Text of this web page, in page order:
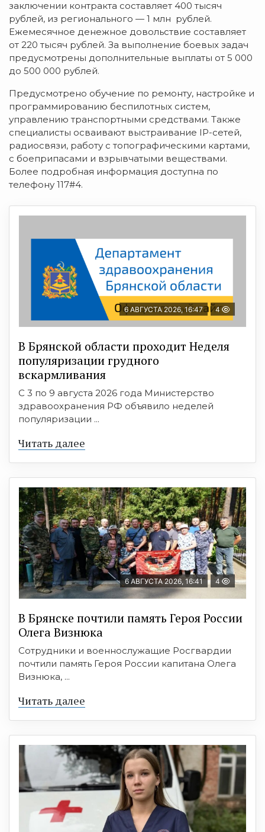
заключении контракта составляет 400 тысяч
рублей, из регионального — 1 млн рублей.
Ежемесячное денежное довольствие составляет
от 220 тысяч рублей. За выполнение боевых задач
предусмотрены дополнительные выплаты от 5 000
до 500 000 рублей.
Предусмотрено обучение по ремонту, настройке и
программированию беспилотных систем,
управлению транспортными средствами. Также
специалисты осваивают выстраивание IP-сетей,
радиосвязи, работу с топографическими картами,
с боеприпасами и взрывчатыми веществами.
Более подробная информация доступна по
телефону 117#4.
6 АВГУСТА 2026, 16:47 4
В Брянской области проходит Неделя
популяризации грудного
вскармливания
С 3 по 9 августа 2026 года Министерство
здравоохранения РФ объявило неделей
популяризации ...
Читать далее
6 АВГУСТА 2026, 16:41 4
В Брянске почтили память Героя России
Олега Визнюка
Сотрудники и военнослужащие Росгвардии
почтили память Героя России капитана Олега
Визнюка, ...
Читать далее